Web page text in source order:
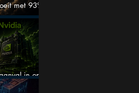
met 93%
is het nu
in op
chips